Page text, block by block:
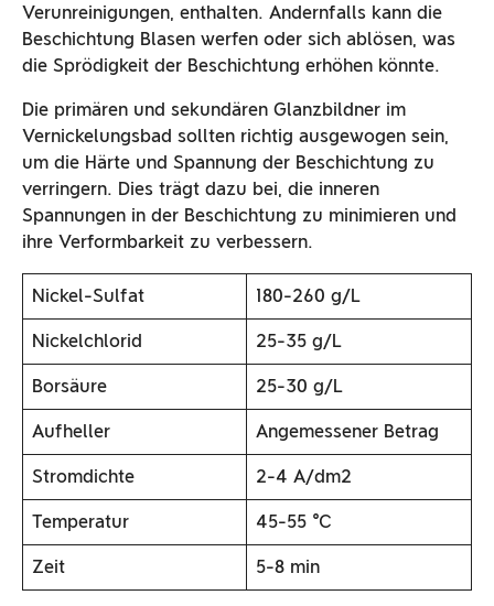
Verunreinigungen, enthalten. Andernfalls kann die
Beschichtung Blasen werfen oder sich ablösen, was
die Sprödigkeit der Beschichtung erhöhen könnte.
Die primären und sekundären Glanzbildner im
Vernickelungsbad sollten richtig ausgewogen sein,
um die Härte und Spannung der Beschichtung zu
verringern. Dies trägt dazu bei, die inneren
Spannungen in der Beschichtung zu minimieren und
ihre Verformbarkeit zu verbessern.
Nickel-Sulfat 180-260 g/L
Nickelchlorid 25-35 g/L
Borsäure 25-30 g/L
Aufheller Angemessener Betrag
Stromdichte 2-4 A/dm2
Temperatur 45-55 ℃
Zeit 5-8 min